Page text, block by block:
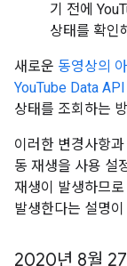
기 전에
상태를 확인
새로운 동영상의
YouTube Data
상태를 조회하는
이러한 변경사항과
동 재생을 사용 설
재생이 발생하므
발생한다는 설명
2020년 8월